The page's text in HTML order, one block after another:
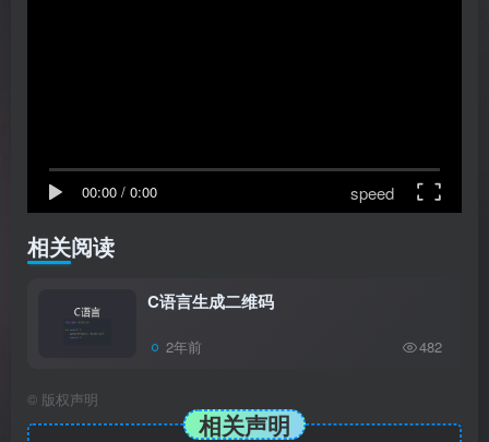
00:00 / 0:00 speed
相关阅读
C语言生成二维码
2年前 482
© 版权声明
相关声明